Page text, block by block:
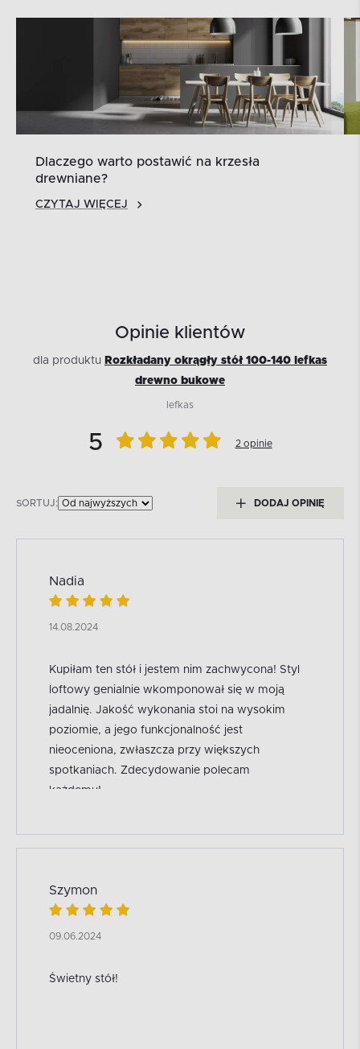
Dlaczego warto postawić na krzesła
drewniane?
CZYTAJ WIĘCEJ
Opinie klientów
dla produktu Rozkładany okrągły stół 100-140 lefkas
drewno bukowe
lefkas
5 2 opinie
SORTUJ: DODAJ OPINIĘ
Nadia
14.08.2024
Kupiłam ten stół i jestem nim zachwycona! Styl
loftowy genialnie wkomponował się w moją
jadalnię. Jakość wykonania stoi na wysokim
poziomie, a jego funkcjonalność jest
nieoceniona, zwłaszcza przy większych
spotkaniach. Zdecydowanie polecam
każdemu!
Szymon
09.06.2024
Świetny stół!